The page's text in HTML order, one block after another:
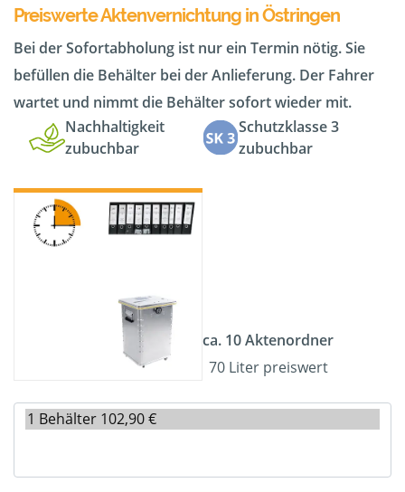
Preiswerte Aktenvernichtung in Östringen
Bei der Sofortabholung ist nur ein Termin nötig. Sie
befüllen die Behälter bei der Anlieferung. Der Fahrer
wartet und nimmt die Behälter sofort wieder mit.
Nachhaltigkeit
zubuchbar
Schutzklasse 3
zubuchbar
ca. 10 Aktenordner
70 Liter preiswert